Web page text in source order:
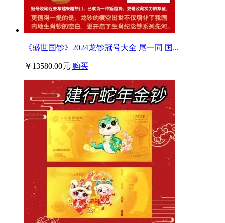
《盛世国钞》2024龙钞冠号大全 尾一同 国...
￥13580.00元 购买